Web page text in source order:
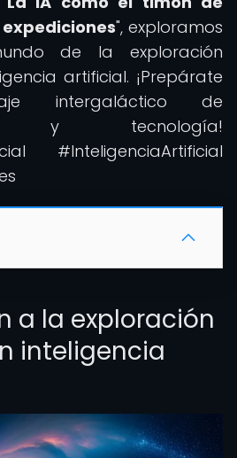
", exploramos
de la exploración
artificial. ¡Prepárate
intergaláctico de
y tecnología!
#InteligenciaArtificial
a la exploración
inteligencia